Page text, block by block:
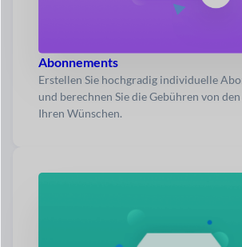
Abonnements
Erstellen Sie hochgradig individuelle
und berechnen Sie die Gebühren von
Ihren Wünschen.